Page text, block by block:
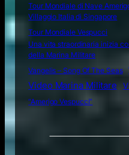
Tour Mondiale di Nave
Villaggio Italia di Singapore
Tour Mondiale Vespucci
Una vita straordinaria inizia
della Marina Militare
Vangelis – Song Of The Seas
Video Marina Militare
“Amerigo Vespucci”